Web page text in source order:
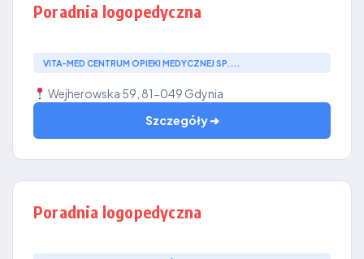
Poradnia logopedyczna
VITA-MED CENTRUM OPIEKI MEDYCZNEJ SP....
Wejherowska 59, 81-049 Gdynia
Szczegóły ➔
Poradnia logopedyczna